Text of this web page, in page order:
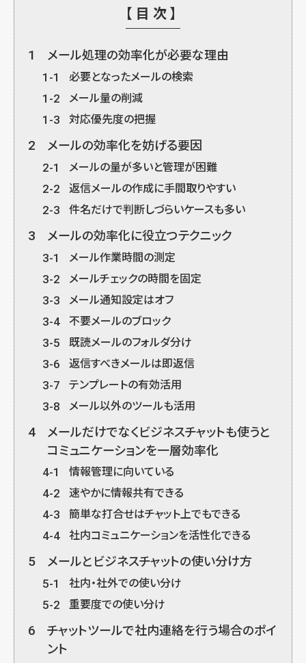
【目次】
1 メール処理の効率化が必要な理由
1-1 必要となったメールの検索
1-2 メール量の削減
1-3 対応優先度の把握
2 メールの効率化を妨げる要因
2-1 メールの量が多いと管理が困難
2-2 返信メールの作成に手間取りやすい
2-3 件名だけで判断しづらいケースも多い
3 メールの効率化に役立つテクニック
3-1 メール作業時間の測定
3-2 メールチェックの時間を固定
3-3 メール通知設定はオフ
3-4 不要メールのブロック
3-5 既読メールのフォルダ分け
3-6 返信すべきメールは即返信
3-7 テンプレートの有効活用
3-8 メール以外のツールも活用
4
メールだけでなくビジネスチャットも使うと
コミュニケーションを一層効率化
4-1 情報管理に向いている
4-2 速やかに情報共有できる
4-3 簡単な打合せはチャット上でもできる
4-4 社内コミュニケーションを活性化できる
5 メールとビジネスチャットの使い分け方
5-1 社内・社外での使い分け
5-2 重要度での使い分け
6
チャットツールで社内連絡を行う場合のポイ
ント